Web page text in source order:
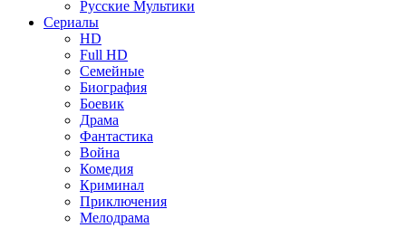
Русские Мультики
Сериалы
HD
Full HD
Семейные
Биография
Боевик
Драма
Фантастика
Война
Комедия
Криминал
Приключения
Мелодрама